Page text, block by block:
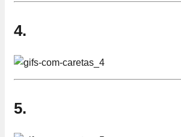
4.
5.